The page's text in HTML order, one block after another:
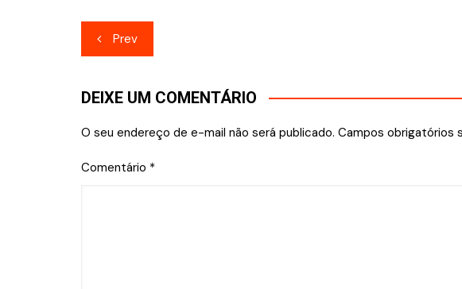
Navegação
de
Post
Prev
DEIXE UM COMENTÁRIO
O seu endereço de e-mail não será publicado. Campos obrigatórios
Comentário *